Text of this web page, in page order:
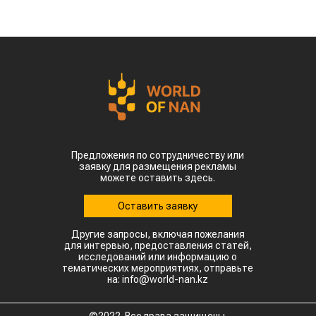
отметке в $35 млн.
страны мира. Ключевым торговым партнером
остается Турция, которая увеличила закупки в
пять раз и импортировала 63,4 тыс. тонн.
Главной сенсацией отчетного периода стал
полностью отсутствовали, то за пять месяцев
текущего года КНР выкупила сразу 14,2 тыс.
тонн казахстанской чечевицы.
Высокую динамику спроса показывают и другие
традиционные рынки: Афганистан — 4,9 тыс
тонн (рост в 11,7 раза) Азербайджан — 2 тыс
тонн (рост в 22,6 раза) Туркменистан — 1,1 тыс
тонн (рост в 3,6 раза) Таджикистан — 539,2
тонны (рост в 23,4 раза) Польша — 462 тонны